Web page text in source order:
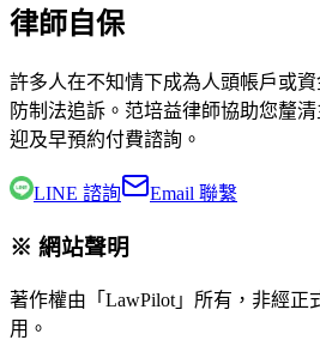
律師自保
許多人在不知情下成為人頭帳戶或
防制法追訴。 范培益律師協助您釐
迎及早預約付費諮詢。
LINE 諮詢 Email 聯繫
※ 網站聲明
著作權由「LawPilot」所有，非經正
用。